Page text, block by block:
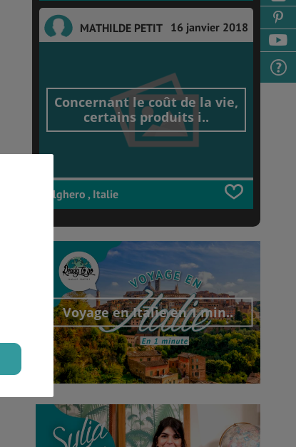
MATHILDE PETIT 16 janvier 2018
Concernant le coût de la vie,
certains produits i..
Alghero , Italie
Voyage en Italie en 1 min..
Découvrir cet interview